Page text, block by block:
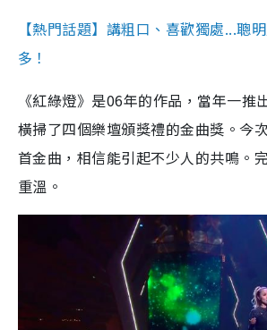
【熱門話題】講粗口、喜歡獨處...聰
多！
《紅綠燈》是06年的作品，當年一推
橫掃了四個樂壇頒獎禮的金曲獎。今
首金曲，相信能引起不少人的共鳴。
重溫。